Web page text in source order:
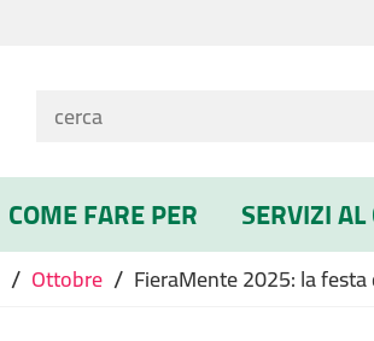
COME FARE PER SERVIZI
/ Ottobre / FieraMente 2025: la